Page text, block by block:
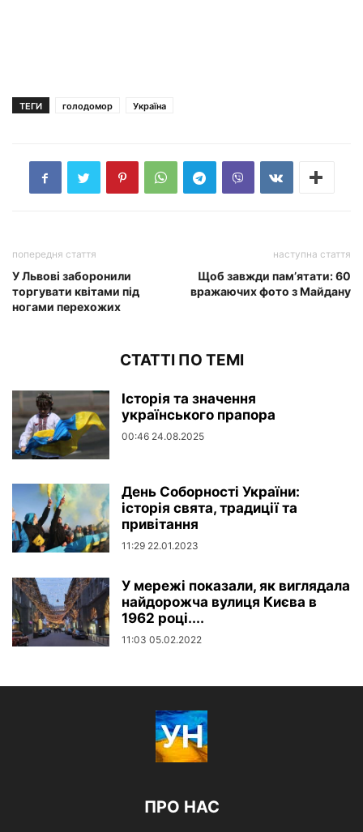
ТЕГИ голодомор Україна
попередня стаття
У Львові заборонили
торгувати квітами під
ногами перехожих
наступна стаття
Щоб завжди пам’ятати: 60
вражаючих фото з Майдану
СТАТТІ ПО ТЕМІ
Історія та значення
українського прапора
00:46 24.08.2025
День Соборності України:
історія свята, традиції та
привітання
11:29 22.01.2023
У мережі показали, як виглядала
найдорожча вулиця Києва в
1962 році....
11:03 05.02.2022
ПРО НАС